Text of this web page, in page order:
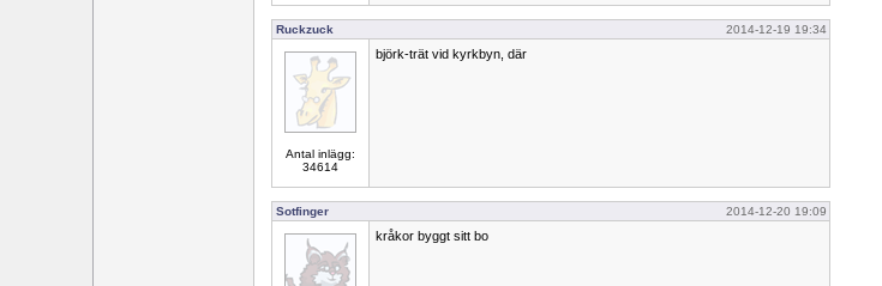
Ruckzuck 2014-12-19 19:34
Antal inlägg:
34614
björk-trät vid kyrkbyn, där
Sotfinger 2014-12-20 19:09
kråkor byggt sitt bo